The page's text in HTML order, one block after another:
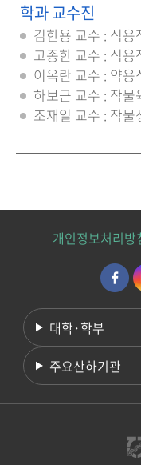
학과 교수진
김한용 교수 : 식
고종한 교수 : 식
이옥란 교수 : 약
하보근 교수 : 작물
조재일 교수 : 작
개인정보처리방
대학·학부
주요산하기관